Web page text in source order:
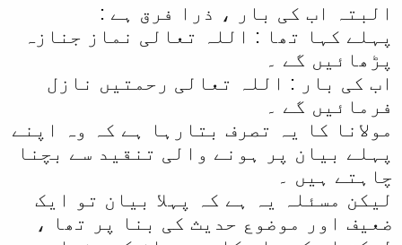
البتہ اب کی بار ، ذرا فرق ہے :
پہلے کہا تھا : اللہ تعالی نماز جنازہ
پڑھائیں گے ۔
اب کی بار : اللہ تعالی رحمتیں نازل
فرمائیں گے ۔
مولانا کا یہ تصرف بتارہا ہے کہ وہ اپنے
پہلے بیان پر ہونے والی تنقید سے بچنا
چاہتے ہیں ۔
لیکن مسئلہ یہ ہے کہ پہلا بیان تو ایک
ضعیف اور موضوع حدیث کی بنا پر تھا ،